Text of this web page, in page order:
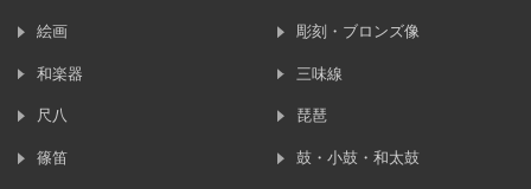
絵画 彫刻・ブロンズ像
和楽器 三味線
尺八 琵琶
篠笛 鼓・小鼓・和太鼓